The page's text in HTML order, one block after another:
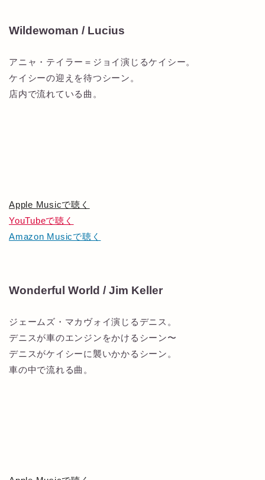
Wildewoman / Lucius
アニャ・テイラー＝ジョイ演じるケイシー。
ケイシーの迎えを待つシーン。
店内で流れている曲。
Apple Musicで聴く
YouTubeで聴く
Amazon Musicで聴く
Wonderful World / Jim Keller
ジェームズ・マカヴォイ演じるデニス。
デニスが車のエンジンをかけるシーン〜
デニスがケイシーに襲いかかるシーン。
車の中で流れる曲。